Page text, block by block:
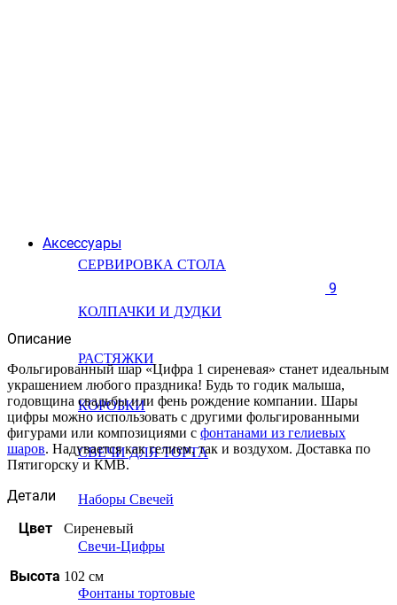
Аксессуары
СЕРВИРОВКА СТОЛА
КОЛПАЧКИ И ДУДКИ
РАСТЯЖКИ
КОРОБКИ
СВЕЧИ ДЛЯ ТОРТА
Наборы Свечей
Свечи-Цифры
Фонтаны тортовые
9
Описание
Фольгированный шар «Цифра 1 сиреневая» станет идеальным
украшением любого праздника! Будь то годик малыша,
годовщина свадьбы или фень рождение компании. Шары
цифры можно использовать с другими фольгированными
фигурами или композициями с фонтанами из гелиевых
шаров. Надувается как гелием, так и воздухом. Доставка по
Пятигорску и КМВ.
Детали
Цвет
Сиреневый
Высота 102 см